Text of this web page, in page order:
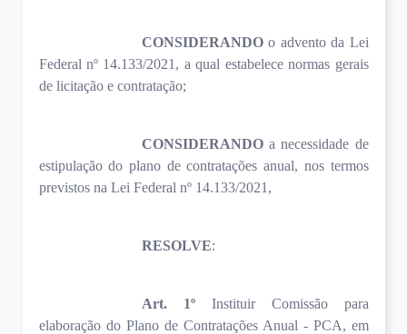
CONSIDERANDOo advento da Lei
Federal nº 14.133/2021, a qual estabelece normas gerais
de licitação e contratação;
CONSIDERANDOa necessidade de
estipulação do plano de contratações anual, nos termos
previstos na Lei Federal nº 14.133/2021,
RESOLVE:
Art. 1ºInstituir Comissão para
elaboração do Plano de Contratações Anual - PCA, em